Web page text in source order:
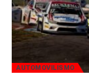
AUTOMOVILISMO